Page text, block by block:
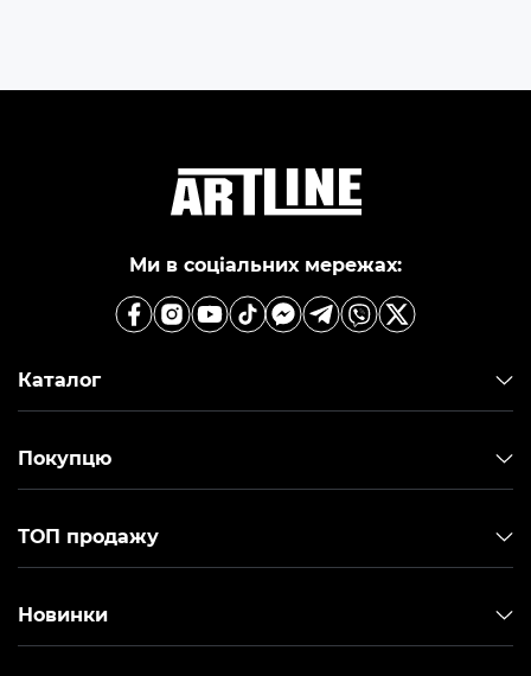
Ми в соціальних мережах:
Каталог
Покупцю
ТОП продажу
Новинки